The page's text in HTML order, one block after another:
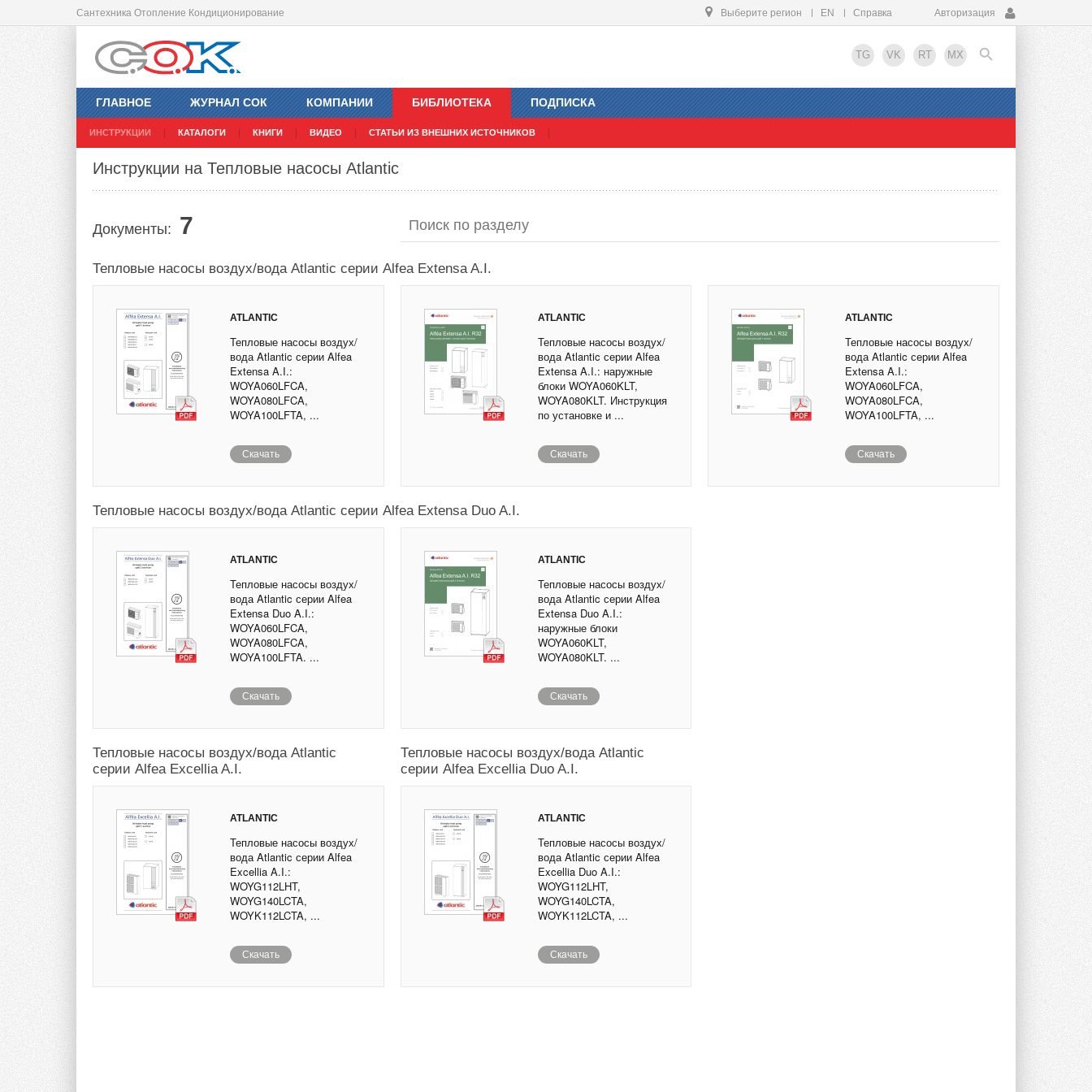
Сантехника Отопление Кондиционирование Выберите регион EN Справка Авторизация
TG VK RT MX
ГЛАВНОЕ ЖУРНАЛ СОК КОМПАНИИ БИБЛИОТЕКА
ИНСТРУКЦИИ КАТАЛОГИ КНИГИ ВИДЕО СТАТЬИ ИЗ ВНЕШНИХ ИСТОЧНИКОВ
ПОДПИСКА
Инструкции на Тепловые насосы Atlantic
Документы: 7
Тепловые насосы воздух/вода Atlantic серии Alfea Extensa A.I.
ATLANTIC
Тепловые насосы воздух/
вода Atlantic серии Alfea
Extensa A.I.:
WOYA060LFCA,
WOYA080LFCA,
WOYA100LFTA, ...
Скачать
ATLANTIC
Тепловые насосы воздух/
вода Atlantic серии Alfea
Extensa A.I.: наружные
блоки WOYA060KLT,
WOYA080KLT. Инструкция
по установке и ...
Скачать
ATLANTIC
Тепловые насосы воздух/
вода Atlantic серии Alfea
Extensa A.I.:
WOYA060LFCA,
WOYA080LFCA,
WOYA100LFTA, ...
Скачать
Тепловые насосы воздух/вода Atlantic серии Alfea Extensa Duo A.I.
ATLANTIC
Тепловые насосы воздух/
вода Atlantic серии Alfea
Extensa Duo A.I.:
WOYA060LFCA,
WOYA080LFCA,
WOYA100LFTA. ...
Скачать
ATLANTIC
Тепловые насосы воздух/
вода Atlantic серии Alfea
Extensa Duo A.I.:
наружные блоки
WOYA060KLT,
WOYA080KLT. ...
Скачать
Тепловые насосы воздух/вода Atlantic
серии Alfea Excellia A.I.
ATLANTIC
Тепловые насосы воздух/
вода Atlantic серии Alfea
Excellia A.I.:
WOYG112LHT,
WOYG140LCTA,
WOYK112LCTA, ...
Скачать
Тепловые насосы воздух/вода Atlantic
серии Alfea Excellia Duo A.I.
ATLANTIC
Тепловые насосы воздух/
вода Atlantic серии Alfea
Excellia Duo A.I.:
WOYG112LHT,
WOYG140LCTA,
WOYK112LCTA, ...
Скачать